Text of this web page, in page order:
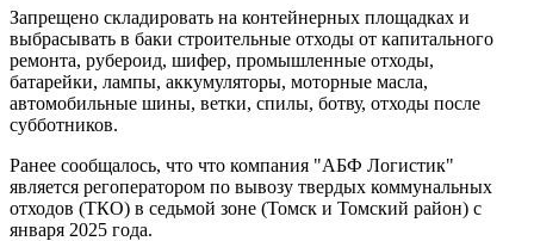
Запрещено складировать на контейнерных площадках и
выбрасывать в баки строительные отходы от капитального
ремонта, рубероид, шифер, промышленные отходы,
батарейки, лампы, аккумуляторы, моторные масла,
автомобильные шины, ветки, спилы, ботву, отходы после
субботников.
Ранее сообщалось, что что компания "АБФ Логистик"
является регоператором по вывозу твердых коммунальных
отходов (ТКО) в седьмой зоне (Томск и Томский район) с
января 2025 года.